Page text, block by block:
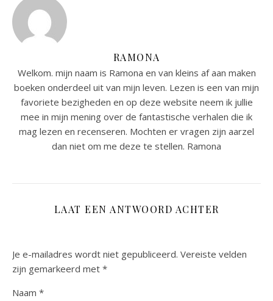
RAMONA
Welkom. mijn naam is Ramona en van kleins af aan maken
boeken onderdeel uit van mijn leven. Lezen is een van mijn
favoriete bezigheden en op deze website neem ik jullie
mee in mijn mening over de fantastische verhalen die ik
mag lezen en recenseren. Mochten er vragen zijn aarzel
dan niet om me deze te stellen. Ramona
LAAT EEN ANTWOORD ACHTER
Je e-mailadres wordt niet gepubliceerd. Vereiste velden
zijn gemarkeerd met *
Naam *